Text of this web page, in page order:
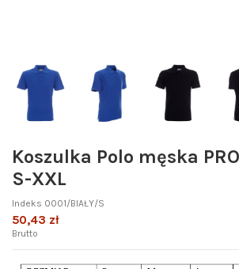
Koszulka Polo męska
S-XXL
Indeks 0001/BIAŁY/S
50,43 zł
Brutto